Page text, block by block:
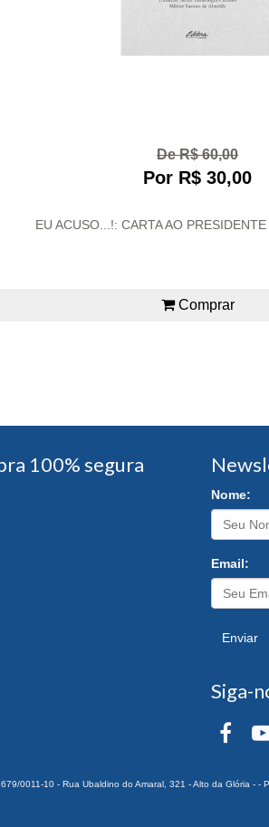
De R$ 60,00
Por R$ 30,00
EU ACUSO...!: CARTA AO
Comprar
100% segura
Nome:
Email:
Enviar
Siga-
0011-10 - Rua Ubaldino do Amaral, 321 - Alto da Glória - -